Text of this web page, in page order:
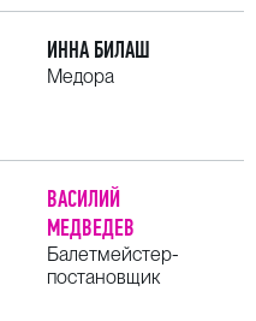
ИННА БИЛАШ
Медора
ВАСИЛИЙ
МЕДВЕДЕВ
Балетмейстер-
постановщик